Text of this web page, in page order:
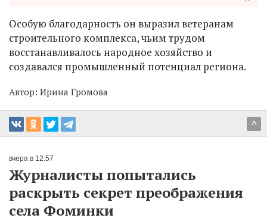
Особую благодарность он выразил ветеранам
строительного комплекса, чьим трудом
восстанавливалось народное хозяйство и
создавался промышленный потенциал региона.
Автор: Ирина Громова
^
вчера в 12:57
Журналисты попытались
раскрыть секрет преображения
села Фоминки